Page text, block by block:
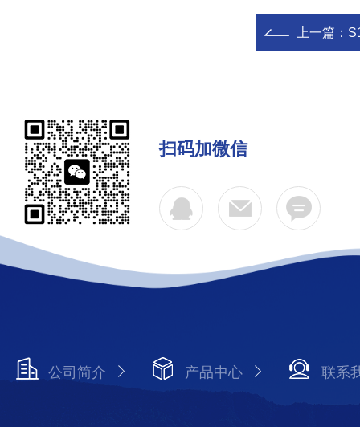
上一篇：
扫码加微信
公司简介 产品中心 联系